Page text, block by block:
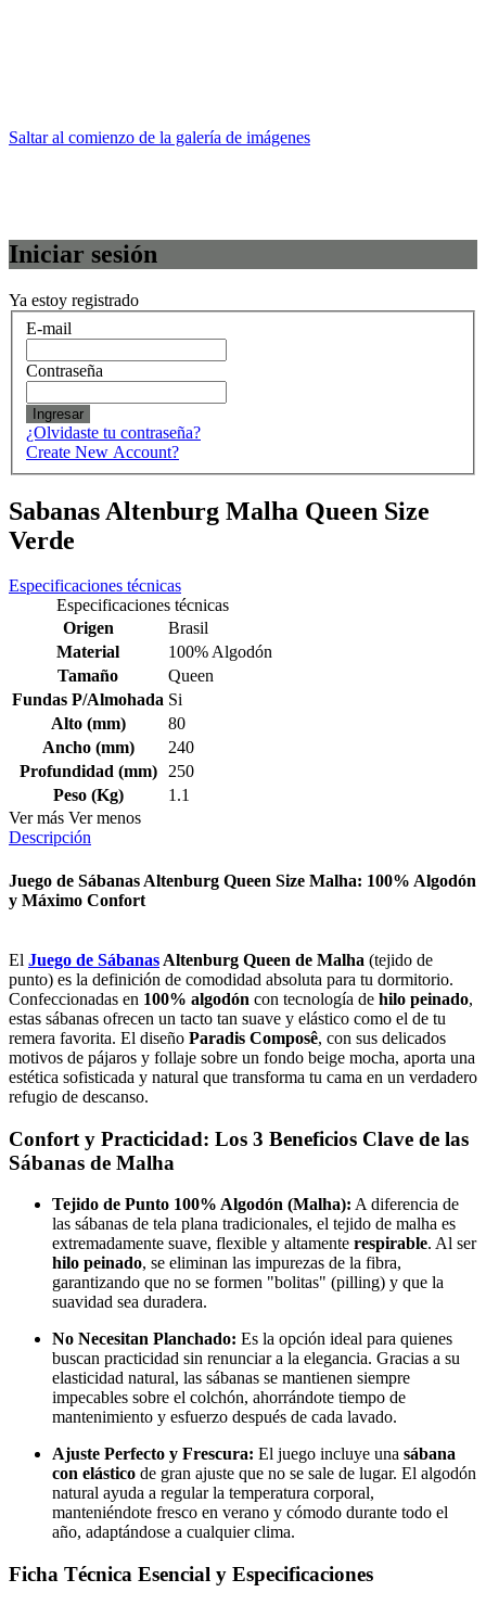
Saltar al comienzo de la galería de imágenes
Iniciar sesión
Ya estoy registrado
E-mail
Contraseña
Ingresar
¿Olvidaste tu contraseña?
Create New Account?
Sabanas Altenburg Malha Queen Size
Verde
Especificaciones técnicas
Especificaciones técnicas
Origen
Brasil
Material
100% Algodón
Tamaño
Queen
Fundas P/Almohada Si
Alto (mm)
80
Ancho (mm)
240
Profundidad (mm)
250
Peso (Kg)
1.1
Ver más Ver menos
Descripción
Juego de Sábanas Altenburg Queen Size Malha: 100% Algodón
y Máximo Confort
El Juego de Sábanas Altenburg Queen de Malha (tejido de
punto) es la definición de comodidad absoluta para tu dormitorio.
Confeccionadas en 100% algodón con tecnología de hilo peinado,
estas sábanas ofrecen un tacto tan suave y elástico como el de tu
remera favorita. El diseño Paradis Composê, con sus delicados
motivos de pájaros y follaje sobre un fondo beige mocha, aporta una
estética sofisticada y natural que transforma tu cama en un verdadero
refugio de descanso.
Confort y Practicidad: Los 3 Beneficios Clave de las
Sábanas de Malha
Tejido de Punto 100% Algodón (Malha): A diferencia de
las sábanas de tela plana tradicionales, el tejido de malha es
extremadamente suave, flexible y altamente respirable. Al ser
hilo peinado, se eliminan las impurezas de la fibra,
garantizando que no se formen "bolitas" (pilling) y que la
suavidad sea duradera.
No Necesitan Planchado: Es la opción ideal para quienes
buscan practicidad sin renunciar a la elegancia. Gracias a su
elasticidad natural, las sábanas se mantienen siempre
impecables sobre el colchón, ahorrándote tiempo de
mantenimiento y esfuerzo después de cada lavado.
Ajuste Perfecto y Frescura: El juego incluye una sábana
con elástico de gran ajuste que no se sale de lugar. El algodón
natural ayuda a regular la temperatura corporal,
manteniéndote fresco en verano y cómodo durante todo el
año, adaptándose a cualquier clima.
Ficha Técnica Esencial y Especificaciones